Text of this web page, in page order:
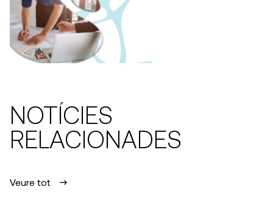
NOTÍCIES
RELACIONADES
Veure tot